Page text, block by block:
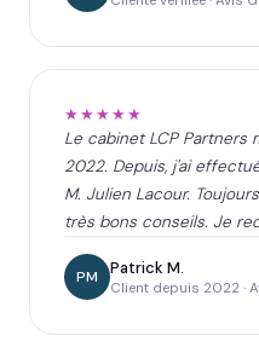
★★★★★
Le cabinet LCP Partners
2022. Depuis, j'ai
M. Julien Lacour.
très bons conseils. Je
PM Patrick M.
Client depuis 2022 ·